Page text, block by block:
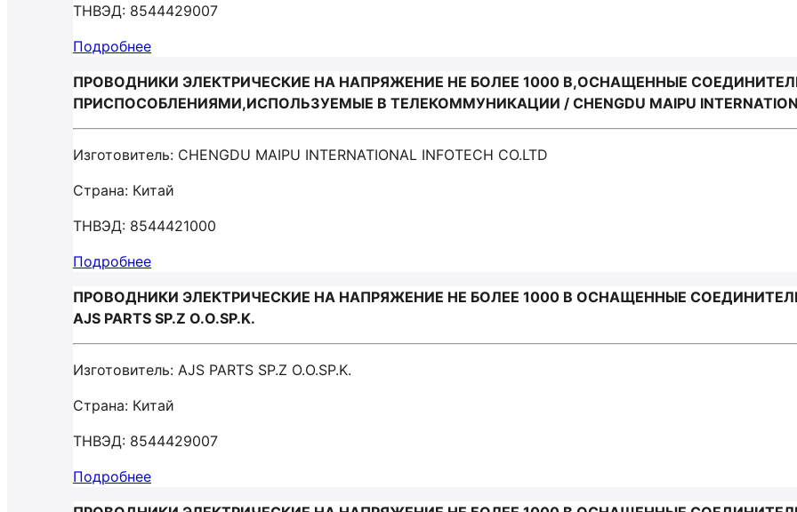
ТНВЭД: 8544429007
Подробнее
ПРОВОДНИКИ ЭЛЕКТРИЧЕСКИЕ НА НАПРЯЖЕНИЕ НЕ БОЛЕЕ 1000 В,ОСНАЩЕННЫЕ
ПРИСПОСОБЛЕНИЯМИ,ИСПОЛЬЗУЕМЫЕ В ТЕЛЕКОММУНИКАЦИИ / CHENGDU MAIPU
Изготовитель: CHENGDU MAIPU INTERNATIONAL INFOTECH CO.LTD
Страна: Китай
ТНВЭД: 8544421000
Подробнее
ПРОВОДНИКИ ЭЛЕКТРИЧЕСКИЕ НА НАПРЯЖЕНИЕ НЕ БОЛЕЕ 1000 В ОСНАЩЕННЫЕ
AJS PARTS SP.Z O.O.SP.K.
Изготовитель: AJS PARTS SP.Z O.O.SP.K.
Страна: Китай
ТНВЭД: 8544429007
Подробнее